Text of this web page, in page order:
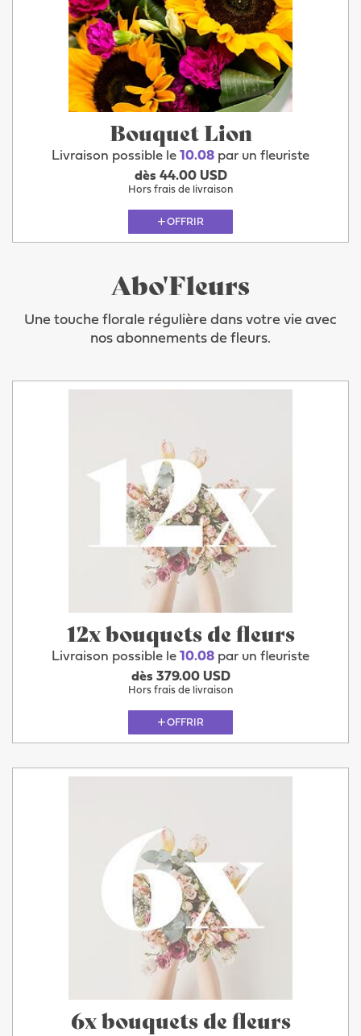
Bouquet Lion
Livraison possible le 10.08 par un fleuriste
dès 44.00 USD
Hors frais de livraison
OFFRIR
Abo'Fleurs
Une touche florale régulière dans votre vie avec
nos abonnements de fleurs.
12x bouquets de fleurs
Livraison possible le 10.08 par un fleuriste
dès 379.00 USD
Hors frais de livraison
OFFRIR
6x bouquets de fleurs